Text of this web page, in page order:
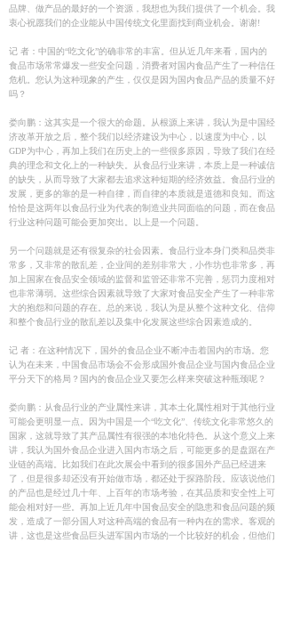
品牌、做产品的最好的一个资源，我想也为我们提供了一个机会。我
衷心祝愿我们的企业能从中国传统文化里面找到商业机会。谢谢!
记 者：中国的“吃文化”的确非常的丰富。但从近几年来看，国内的
食品市场常常爆发一些安全问题，消费者对国内食品产生了一种信任
危机。您认为这种现象的产生，仅仅是因为国内食品产品的质量不好
吗？
娄向鹏：这其实是一个很大的命题。从根源上来讲，我认为是中国经
济改革开放之后，整个我们以经济建设为中心，以速度为中心，以
GDP为中心，再加上我们在历史上的一些很多原因，导致了我们在经
典的理念和文化上的一种缺失。从食品行业来讲，本质上是一种诚信
的缺失，从而导致了大家都去追求这种短期的经济效益。食品行业的
发展，更多的靠的是一种自律，而自律的本质就是道德和良知。而这
恰恰是这两年以食品行业为代表的制造业共同面临的问题，而在食品
行业这种问题可能会更加突出。以上是一个问题。
另一个问题就是还有很复杂的社会因素。食品行业本身门类和品类非
常多，又非常的散乱差，企业间的差别非常大，小作坊也非常多，再
加上国家在食品安全领域的监督和监管还非常不完善，惩罚力度相对
也非常薄弱。这些综合因素就导致了大家对食品安全产生了一种非常
大的抱怨和问题的存在。总的来说，我认为是从整个这种文化、信仰
和整个食品行业的散乱差以及集中化发展这些综合因素造成的。
记 者：在这种情况下，国外的食品企业不断冲击着国内的市场。您
认为在未来，中国食品市场会不会形成国外食品企业与国内食品企业
平分天下的格局？国内的食品企业又要怎么样来突破这种瓶颈呢？
娄向鹏：从食品行业的产业属性来讲，其本土化属性相对于其他行业
可能会更明显一点。因为中国是一个“吃文化”、传统文化非常悠久的
国家，这就导致了其产品属性有很强的本地化特色。从这个意义上来
讲，我认为国外食品企业进入国内市场之后，可能更多的是盘踞在产
业链的高端。比如我们在此次展会中看到的很多国外产品已经进来
了，但是很多却还没有开始做市场，都还处于探路阶段。应该说他们
的产品也是经过几十年、上百年的市场考验，在其品质和安全性上可
能会相对好一些。再加上近几年中国食品安全的隐患和食品问题的频
发，造成了一部分国人对这种高端的食品有一种内在的需求。客观的
讲，这也是这些食品巨头进军国内市场的一个比较好的机会，但他们